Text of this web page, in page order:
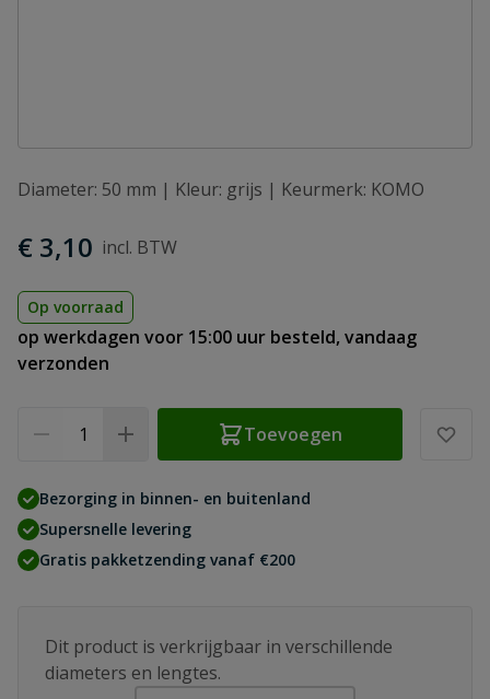
Diameter: 50 mm | Kleur: grijs | Keurmerk: KOMO
€ 3,10
Op voorraad
op werkdagen voor 15:00 uur besteld, vandaag
verzonden
Toevoegen
Bezorging in binnen- en buitenland
Supersnelle levering
Gratis pakketzending vanaf €200
Dit product is verkrijgbaar in verschillende
diameters en lengtes.